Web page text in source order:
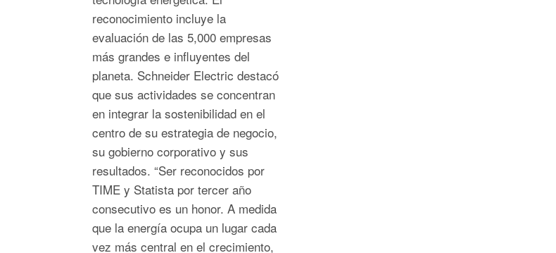
reconocimiento incluye la
evaluación de las 5,000 empresas
más grandes e influyentes del
planeta. Schneider Electric destacó
que sus actividades se concentran
en integrar la sostenibilidad en el
centro de su estrategia de negocio,
su gobierno corporativo y sus
resultados. “Ser reconocidos por
TIME y Statista por tercer año
consecutivo es un honor. A medida
que la energía ocupa un lugar cada
vez más central en el crecimiento,